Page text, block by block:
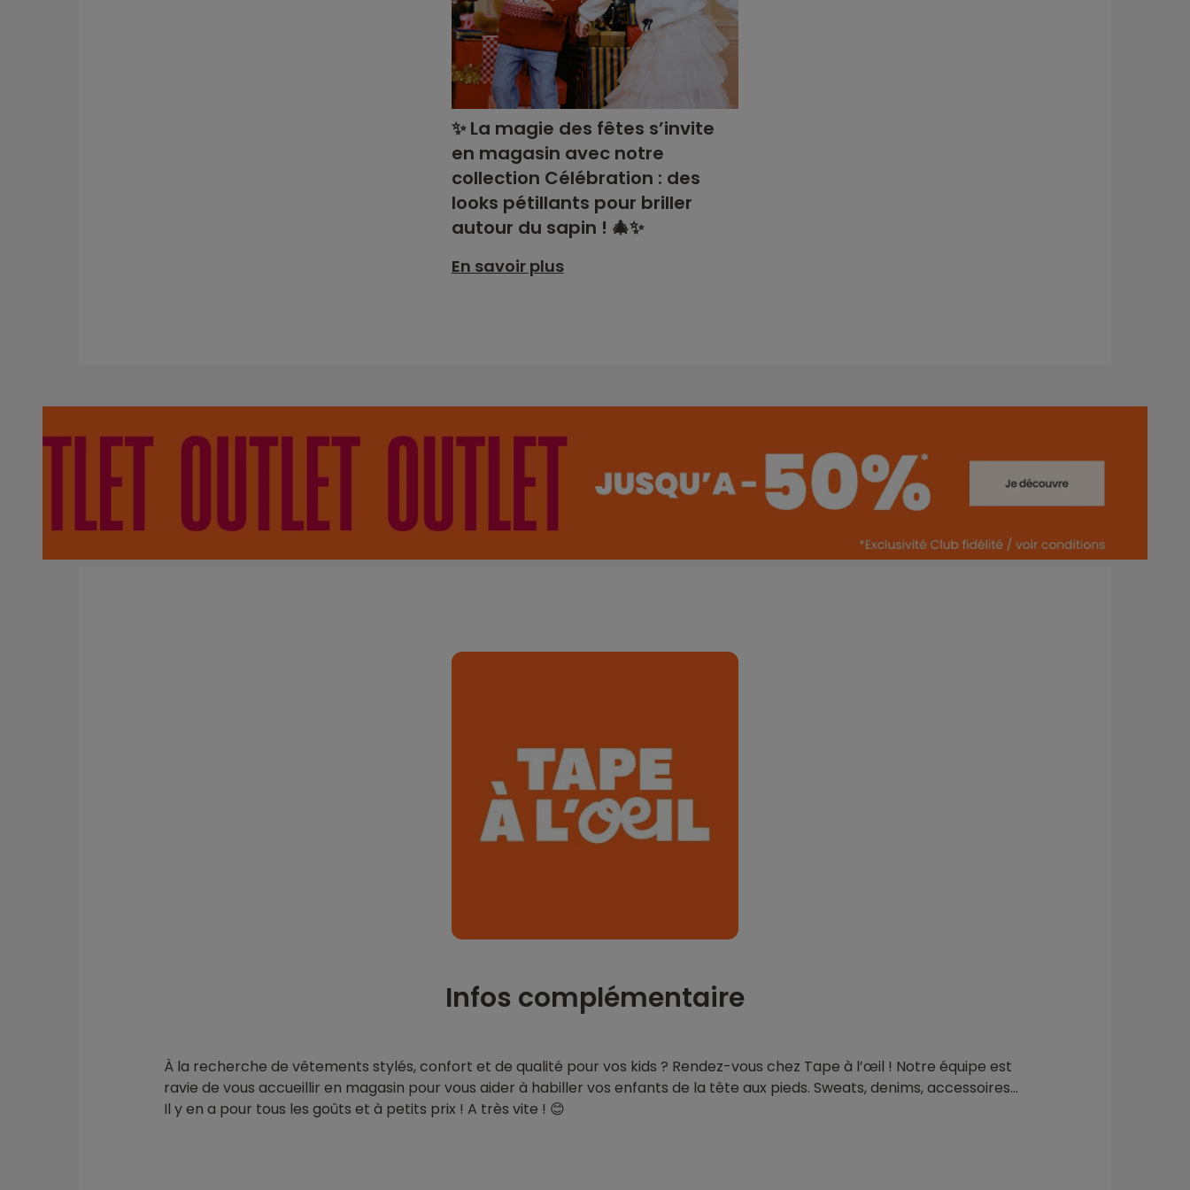
✨ La magie des fêtes s’invite
en magasin avec notre
collection Célébration : des
looks pétillants pour briller
autour du sapin ! 🎄✨
En savoir plus
Infos complémentaire
À la recherche de vêtements stylés, confort et de qualité pour vos kids ? Rendez-vous chez Tape à l’œil ! Notre équipe est
ravie de vous accueillir en magasin pour vous aider à habiller vos enfants de la tête aux pieds. Sweats, denims, accessoires…
Il y en a pour tous les goûts et à petits prix ! A très vite ! 😊